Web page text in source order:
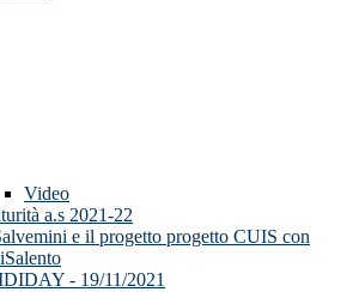
Video
a.s 2021-22
e il progetto progetto CUIS con
- 19/11/2021